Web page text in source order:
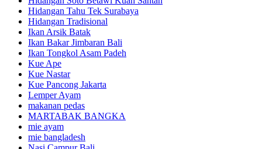
Hidangan Tahu Tek Surabaya
Hidangan Tradisional
Ikan Arsik Batak
Ikan Bakar Jimbaran Bali
Ikan Tongkol Asam Padeh
Kue Ape
Kue Nastar
Kue Pancong Jakarta
Lemper Ayam
makanan pedas
MARTABAK BANGKA
mie ayam
mie bangladesh